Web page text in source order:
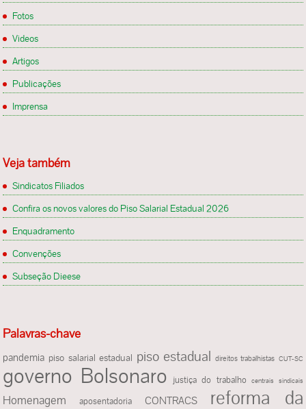
Fotos
Videos
Artigos
Publicações
Imprensa
Veja também
Sindicatos Filiados
Confira os novos valores do Piso Salarial Estadual 2026
Enquadramento
Convenções
Subseção Dieese
Palavras-chave
pandemia piso salarial estadual piso estadual direitos trabalhistas CUT-SC
governo Bolsonaro justiça do trabalho centrais sindicais
Homenagem aposentadoria CONTRACS
reforma da